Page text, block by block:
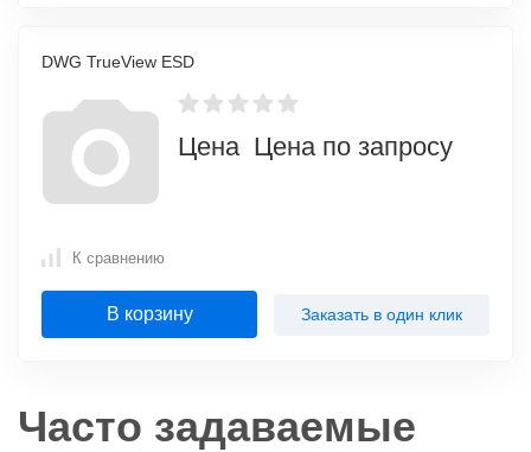
DWG TrueView ESD
Цена Цена по запросу
К сравнению
В корзину Заказать в один клик
Часто задаваемые